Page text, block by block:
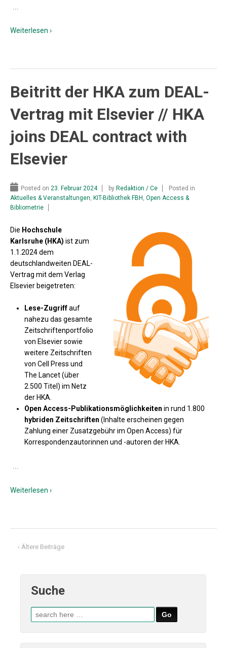
…
Weiterlesen ›
Beitritt der HKA zum DEAL-
Vertrag mit Elsevier // HKA
joins DEAL contract with
Elsevier
Posted on 23. Februar 2024 by Redaktion / Ce
Posted in
Aktuelles & Veranstaltungen, KIT-Bibliothek FBH , Open Access &
Bibliometrie
Die Hochschule
Karlsruhe (HKA) ist zum
1.1.2024 dem
deutschlandweiten DEAL-
Vertrag mit dem Verlag
Elsevier beigetreten:
Lese-Zugriffauf
nahezu das gesamte
Zeitschriftenportfolio
von Elsevier sowie
weitere Zeitschriften
von Cell Press und
The Lancet (über
2.500 Titel) im Netz
der HKA.
Open Access-Publikationsmöglichkeiten in rund 1.800
hybriden Zeitschriften (Inhalte erscheinen gegen
Zahlung einer Zusatzgebühr im Open Access) für
Korrespondenzautorinnen und -autoren der HKA.
…
Weiterlesen ›
‹ Ältere Beiträge
Suche
Suche
nach: